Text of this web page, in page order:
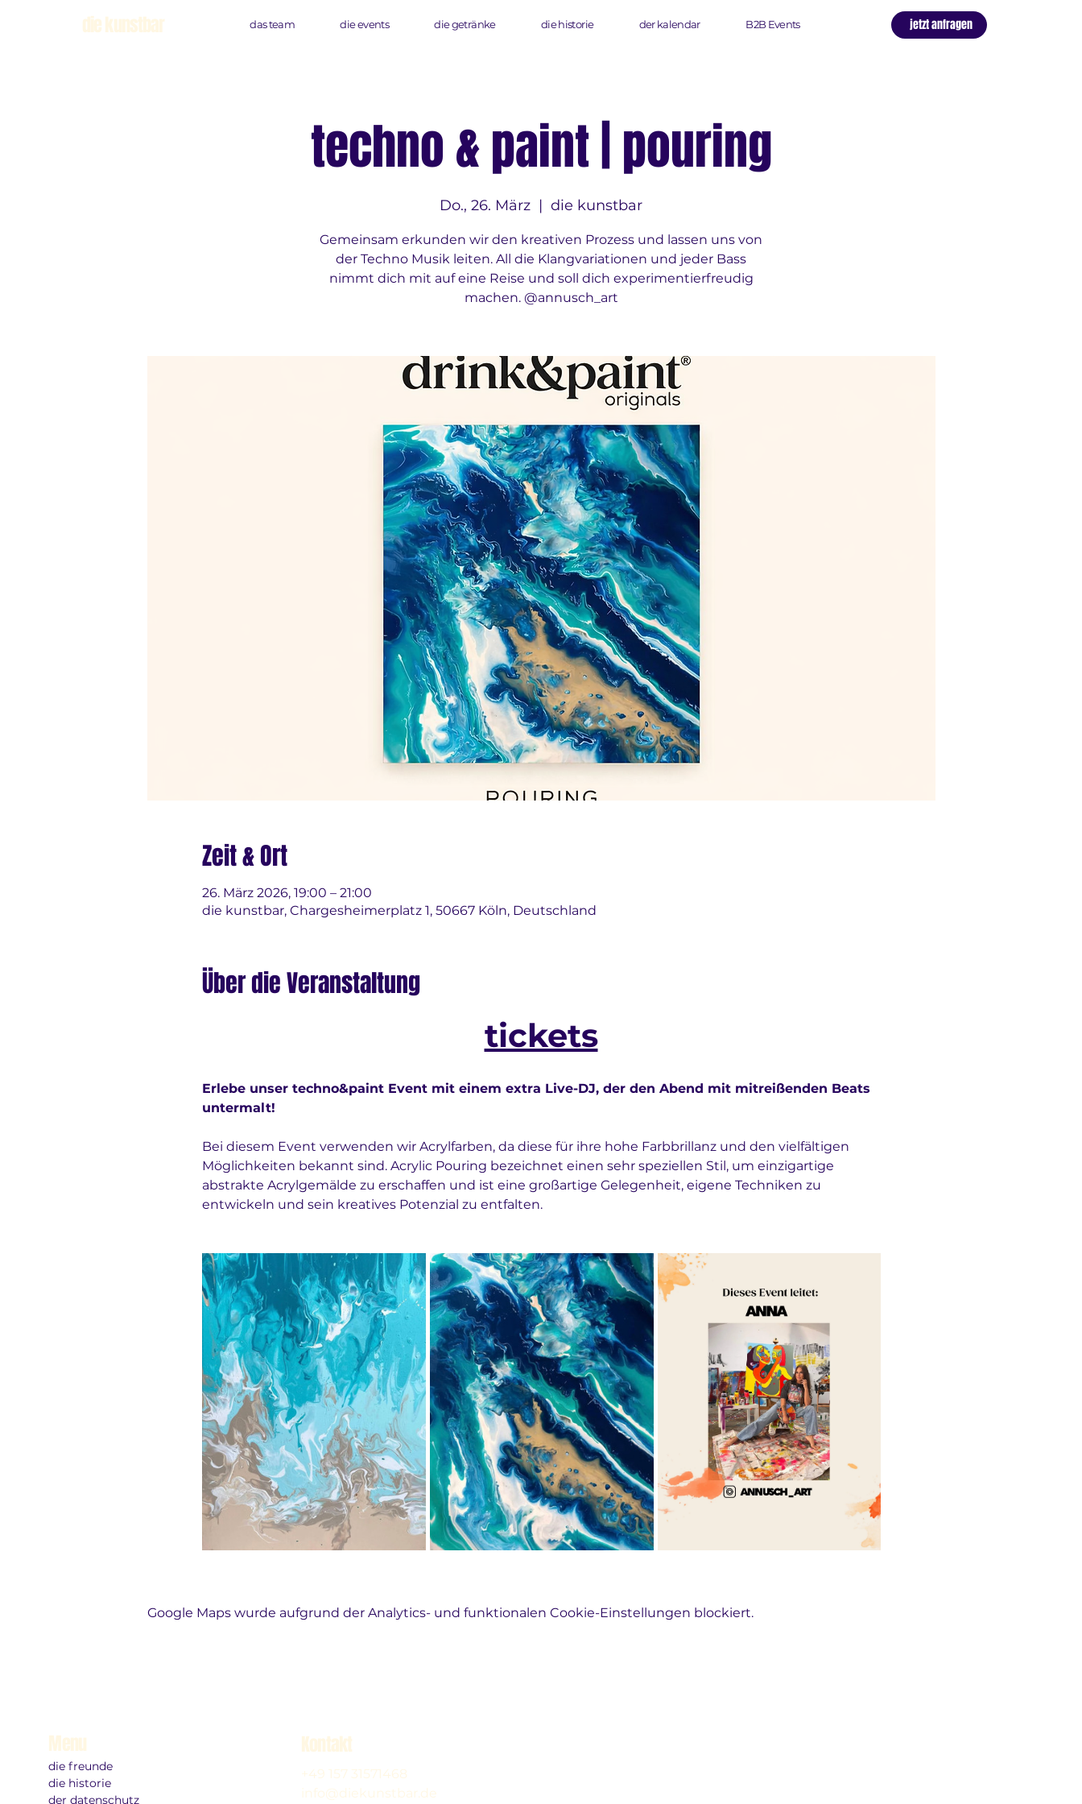
die kunstbar das team die events die getränke die historie der kalendar B2B Events jetzt anfragen
techno & paint | pouring
Do., 26. März
  |
die kunstbar
Gemeinsam erkunden wir den kreativen Prozess und lassen uns von
der Techno Musik leiten. All die Klangvariationen und jeder Bass
nimmt dich mit auf eine Reise und soll dich experimentierfreudig
machen. @annusch_art
Zeit & Ort
26. März 2026, 19:00 – 21:00
die kunstbar, Chargesheimerplatz 1, 50667 Köln, Deutschland
Über die Veranstaltung
tickets
Erlebe unser techno&paint Event mit einem extra Live-DJ, der den Abend mit mitreißenden Beats
untermalt!
Bei diesem Event verwenden wir Acrylfarben, da diese für ihre hohe Farbbrillanz und den vielfältigen
Möglichkeiten bekannt sind. Acrylic Pouring bezeichnet einen sehr speziellen Stil, um einzigartige
abstrakte Acrylgemälde zu erschaffen und ist eine großartige Gelegenheit, eigene Techniken zu
entwickeln und sein kreatives Potenzial zu entfalten.
Google Maps wurde aufgrund der Analytics- und funktionalen Cookie-Einstellungen blockiert.
Menu
die freunde
die historie
der datenschutz
Kontakt
+49 157 31571468
info@diekunstbar.de